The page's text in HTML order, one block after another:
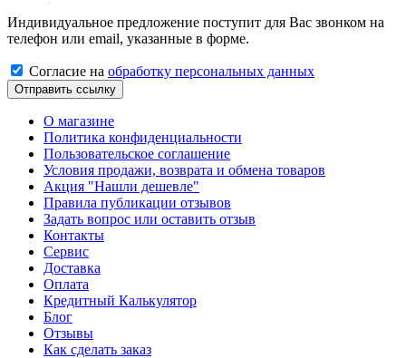
Индивидуальное предложение поступит для Вас звонком на
телефон или email, указанные в форме.
Cогласиe на обработку персональных данных
Отправить ссылку
О магазине
Политика конфиденциальности
Пользовательское соглашение
Условия продажи, возврата и обмена товаров
Акция "Нашли дешевле"
Правила публикации отзывов
Задать вопрос или оставить отзыв
Контакты
Сервис
Доставка
Оплата
Кредитный Калькулятор
Блог
Отзывы
Как сделать заказ